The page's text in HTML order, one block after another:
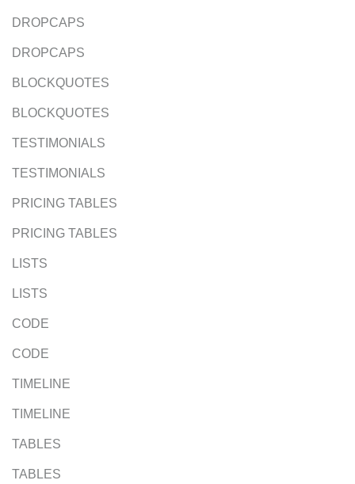
DROPCAPS
DROPCAPS
BLOCKQUOTES
BLOCKQUOTES
TESTIMONIALS
TESTIMONIALS
PRICING TABLES
PRICING TABLES
LISTS
LISTS
CODE
CODE
TIMELINE
TIMELINE
TABLES
TABLES